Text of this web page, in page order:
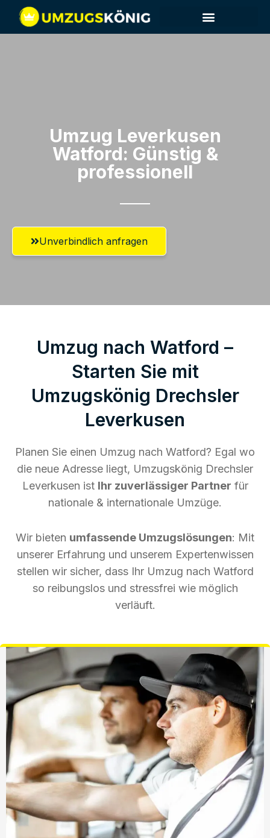
Umzug Leverkusen​
Watford: Günstig &
professionell​
Unverbindlich anfragen
Umzug nach Watford –
Starten Sie mit
Umzugskönig Drechsler
Leverkusen
Planen Sie einen Umzug nach Watford? Egal wo
die neue Adresse liegt, Umzugskönig Drechsler
Leverkusen ist Ihr zuverlässiger Partner für
nationale & internationale Umzüge.
Wir bieten umfassende Umzugslösungen: Mit
unserer Erfahrung und unserem Expertenwissen
stellen wir sicher, dass Ihr Umzug nach Watford
so reibungslos und stressfrei wie möglich
verläuft.